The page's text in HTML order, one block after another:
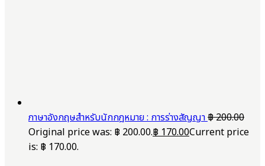
ภาษาอังกฤษสำหรับนักกฎหมาย : การร่างสัญญา฿200.00
Original price was: ฿ 200.00.฿170.00Current price
is: ฿ 170.00.